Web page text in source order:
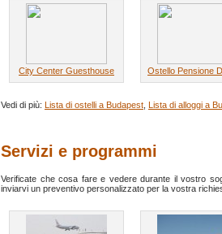
City Center Guesthouse Ostello Pensione
Vedi di più: Lista di ostelli a Budapest Lista di alloggi a
Servizi e programmi
Verificate che cosa fare e vedere durante il vostro
inviarvi un preventivo personalizzato per la vostra